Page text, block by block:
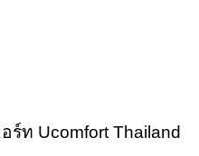
ท Ucomfort Thailand